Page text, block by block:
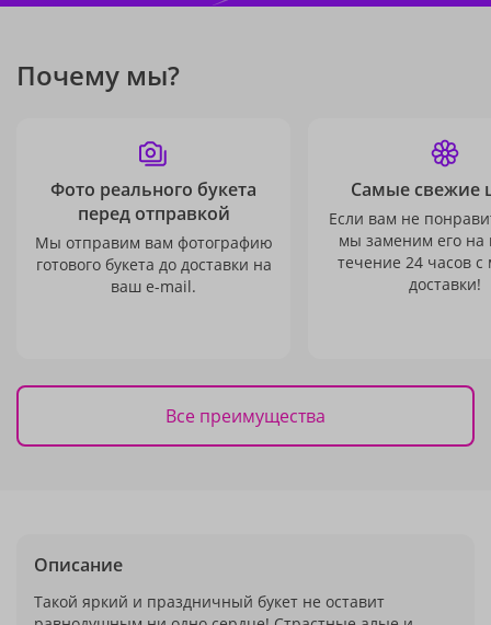
Почему мы?
Фото реального букета
перед отправкой
Мы отправим вам фотографию
готового букета до доставки на
ваш e-mail.
Самые свежие
Если вам не
мы заменим его на
течение 24 часов с
доставки!
Все преимущества
Описание
Такой яркий и праздничный букет не оставит